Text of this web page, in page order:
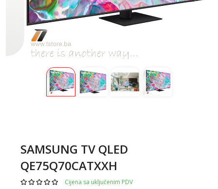
SAMSUNG TV QLED
QE75Q70CATXXH
Cijena sa uključenim PDV